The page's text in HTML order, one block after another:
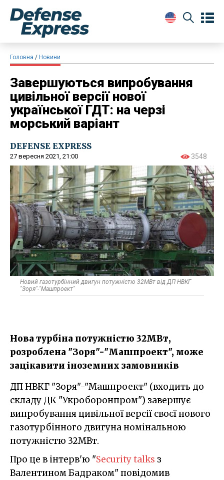
Головна Новини
Завершуються випробування
цивільної версії нової
української ГДТ: на черзі
морський варіант
DEFENSE EXPRESS
27 вересня 2021, 21:00 3548
Новий газотурбінний двигун потужністю 32МВт від ДП НВКГ
"Зоря"-"Машпроект"
Нова турбіна потужністю 32МВт,
розроблена "Зоря"-"Машпроект", може
зацікавити іноземних замовників
ДП НВКГ "Зоря"-"Машпроект" (входить до
складу ДК "Укроборонпром") завершує
випробування цивільної версії своєї нового
газотурбінного двигуна номінальною
потужністю 32МВт.
Про це в інтерв'ю "Security talks з
Валентином Бадраком" повідомив